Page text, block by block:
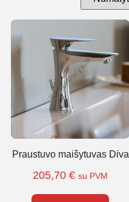
Praustuvo maišytuvas Diva
205,70 € su PVM